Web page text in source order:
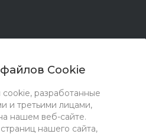
Cookie
разработанные
и третьими лицами,
нашем веб-сайте.
нашего сайта,